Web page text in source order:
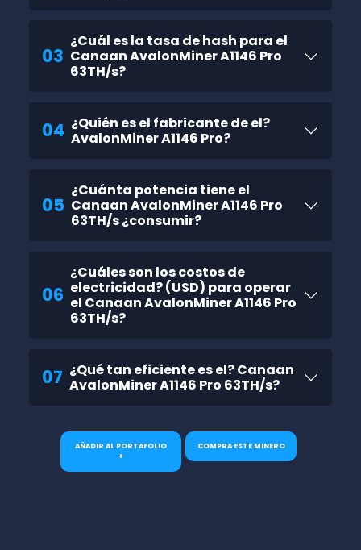
03
¿Cuál es la tasa de hash para el
Canaan AvalonMiner A1146 Pro
63TH/s?
04 ¿Quién es el fabricante de el?
AvalonMiner A1146 Pro?
05
¿Cuánta potencia tiene el
Canaan AvalonMiner A1146 Pro
63TH/s ¿consumir?
06
¿Cuáles son los costos de
electricidad? (USD) para operar
el Canaan AvalonMiner A1146 Pro
63TH/s?
07 ¿Qué tan eficiente es el? Canaan
AvalonMiner A1146 Pro 63TH/s?
AÑADIR AL PORTAFOLIO
+
COMPRA ESTE MINERO